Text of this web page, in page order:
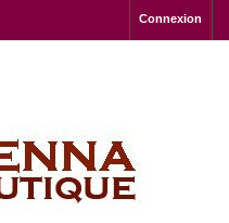
Connexion